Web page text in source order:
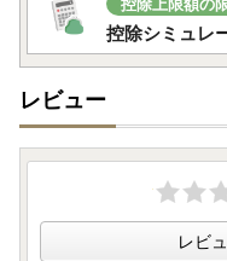
ます。以下の計算式で
となります。
※1返礼品の価額」には
※2「一時所得」とは、
どで得た所得ではない
▶詳細はこちら【国
≪一時所得の計算式の
一時所得の金額 ＝ 収
控除上限額の
控除シミュレ
レビュー
レビ